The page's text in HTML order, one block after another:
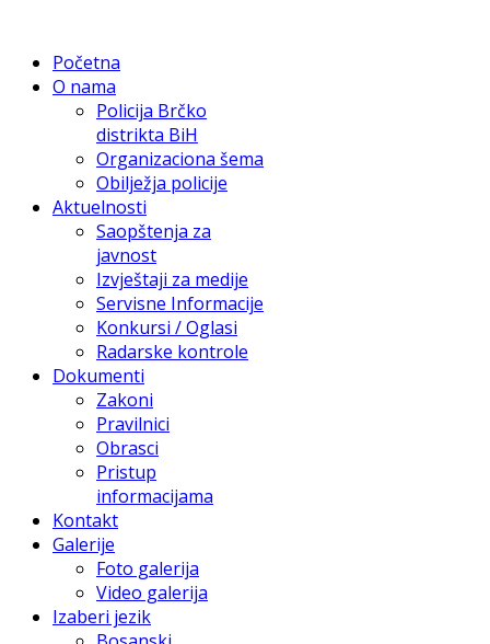
Početna
O nama
Policija Brčko
distrikta BiH
Organizaciona šema
Obilježja policije
Aktuelnosti
Saopštenja za
javnost
Izvještaji za medije
Servisne Informacije
Konkursi / Oglasi
Radarske kontrole
Dokumenti
Zakoni
Pravilnici
Obrasci
Pristup
informacijama
Kontakt
Galerije
Foto galerija
Video galerija
Izaberi jezik